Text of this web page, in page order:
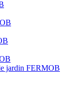
jardin FERMOB